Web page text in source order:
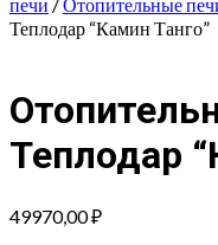
Теплодар “Камин Танго”
Теплодар
49970,00₽